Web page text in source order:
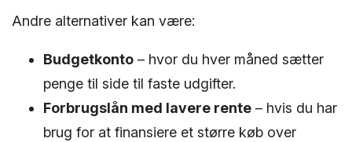
Andre alternativer kan være:
Budgetkonto – hvor du hver måned sætter
penge til side til faste udgifter.
Forbrugslån med lavere rente – hvis du har
brug for at finansiere et større køb over